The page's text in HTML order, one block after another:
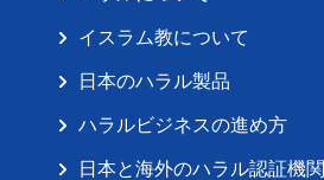
イスラム教について
日本のハラル製品
ハラルビジネスの進め方
日本と海外のハラル認証機関